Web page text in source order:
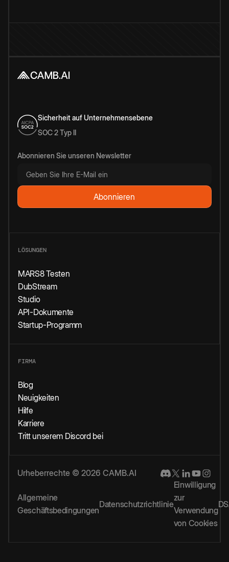
Sicherheit auf Unternehmensebene
SOC 2 Typ II
Abonnieren Sie unseren Newsletter
LÖSUNGEN
MARS8 Testen
DubStream
Studio
API-Dokumente
Startup-Programm
FIRMA
Blog
Neuigkeiten
Hilfe
Karriere
Tritt unserem Discord bei
Urheberrechte © 2026 CAMB.AI
Allgemeine
Geschäftsbedingungen
Datenschutzrichtlinie
Einwilligung
zur
Verwendung
von Cookies